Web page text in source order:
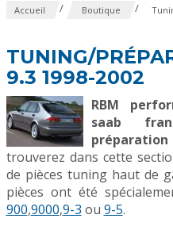
Accueil / Boutique /
TUNING/
9.3 1998-2002
RBM
saab
trouverez dans cette
de pièces tuning haut de
pièces ont été
900,9000,9-3 ou 9-5.